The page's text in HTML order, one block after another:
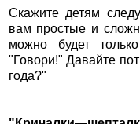
Скажите детям
вам простые и
можно будет
"Говори!" Давайте
года?"